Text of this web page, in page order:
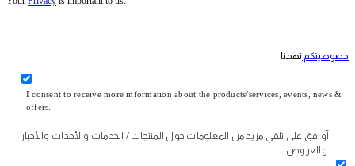
خصوصيتكم تهمنا
I consent to receive more information about the products/services, events, news &
offers.
أوافق على تلقي مزيد من المعلومات حول المنتجات / الخدمات والأحداث والأخبار
والعروض.